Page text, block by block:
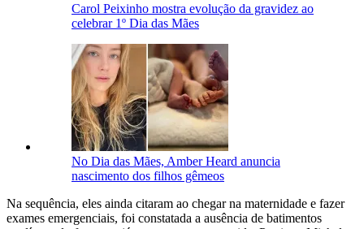
Carol Peixinho mostra evolução da gravidez ao
celebrar 1º Dia das Mães
No Dia das Mães, Amber Heard anuncia
nascimento dos filhos gêmeos
Na sequência, eles ainda citaram ao chegar na maternidade e fazer
exames emergenciais, foi constatada a ausência de batimentos